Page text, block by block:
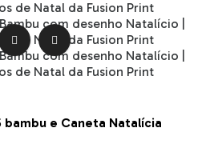
 
e Caneta Natalícia